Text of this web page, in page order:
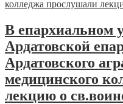
В епархиальном
Ардатовской
Ардатовского
медицинского
лекцию о